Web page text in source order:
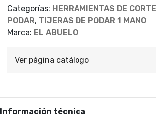
225
MM
cantidad
Categorías: HERRAMIENTAS DE CORTE
PODAR, TIJERAS DE PODAR 1 MANO
Marca: EL ABUELO
Ver página catálogo
Información técnica